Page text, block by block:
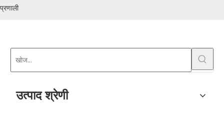
प्रणाली
उत्पाद श्रेणी